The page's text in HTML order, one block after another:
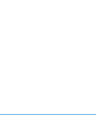
Se enamoró por redes y ahora